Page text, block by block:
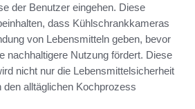
der Benutzer eingehen. Diese
dass Kühlschrankkameras
von Lebensmitteln geben, bevor
nachhaltigere Nutzung fördert. Diese
nicht nur die Lebensmittelsicherheit
alltäglichen Kochprozess